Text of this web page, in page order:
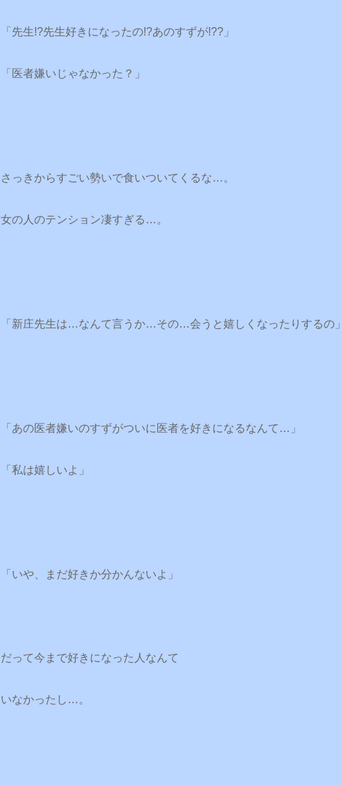
「先生!?先生好きになったの!?あのすずが!??」
「医者嫌いじゃなかった？」
さっきからすごい勢いで食いついてくるな…。
女の人のテンション凄すぎる…。
「新庄先生は…なんて言うか…その…会うと嬉しくなったりするの」
「あの医者嫌いのすずがついに医者を好きになるなんて…」
「私は嬉しいよ」
「いや、まだ好きか分かんないよ」
だって今まで好きになった人なんて
いなかったし…。